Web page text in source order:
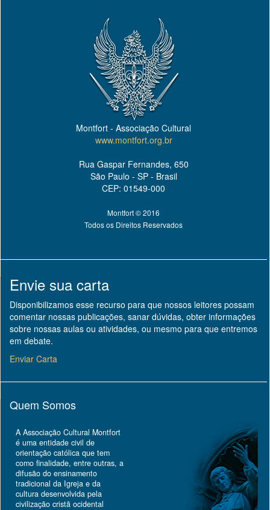
Montfort - Associação Cultural
www.montfort.org.br
Rua Gaspar Fernandes, 650
São Paulo - SP - Brasil
CEP: 01549-000
Montfort © 2016
Todos os Direitos Reservados
Envie sua carta
Disponibilizamos esse recurso para que nossos leitores possam
comentar nossas publicações, sanar dúvidas, obter informações
sobre nossas aulas ou atividades, ou mesmo para que entremos
em debate.
Enviar Carta
Quem Somos
A Associação Cultural Montfort
é uma entidade civil de
orientação católica que tem
como finalidade, entre outras, a
difusão do ensinamento
tradicional da Igreja e da
cultura desenvolvida pela
civilização cristã ocidental